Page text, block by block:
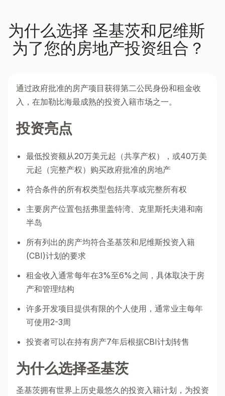
为什么选择 圣基茨和尼维斯
为了您的房地产投资组合？
通过政府批准的房产项目获得第二公民身份和租金收
入，在加勒比海最成熟的投资入籍市场之一。
投资亮点
最低投资额从20万美元起（共享产权），或40万美
元起（完整产权）购买政府批准的房地产
符合条件的所有权类型包括共享或完整所有权
主要房产位置包括弗里盖特湾、克里斯托夫港和南
半岛
所有列出的房产均符合圣基茨和尼维斯投资入籍
(CBI)计划的要求
租金收入通常每年在3%至6%之间，具体取决于房
产和管理结构
许多开发项目提供有限的个人使用，通常业主每年
可使用2-3周
投资者可以在持有房产7年后根据CBI计划转售
为什么选择圣基茨
圣基茨拥有世界上历史最悠久的投资入籍计划，为投资